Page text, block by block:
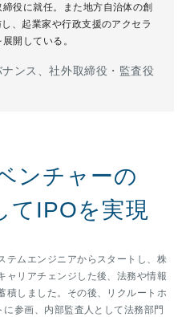
役に就任。また地方自治体の創
、起業家や行政支援のアクセラ
開している。
ンス、社外取締役・監査役
ンチャーの
てIPOを実現
テムエンジニアからスタートし、株
ャリアチェンジした後、法務や情報
積しました。その後、リクルートホ
参画、内部監査人として法務部門